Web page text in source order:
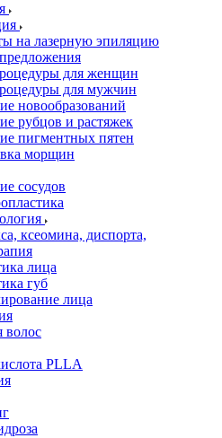
на лазерную эпиляцию
для женщин
для мужчин
новообразований
рубцов и растяжек
пигментных пятен
морщин
сосудов
ксеомина, диспорта,
лица
губ
лица
волос
PLLA